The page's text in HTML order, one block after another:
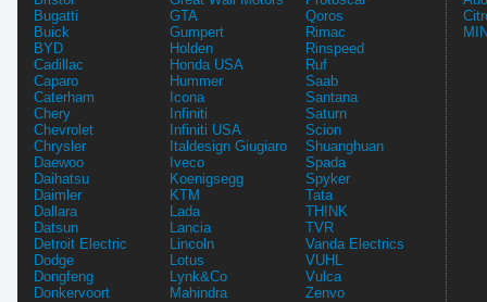
Bugatti
Buick
BYD
Cadillac
Caparo
Caterham
Chery
Chevrolet
Chrysler
Daewoo
Daihatsu
Daimler
Dallara
Datsun
Detroit Electric
Dodge
Dongfeng
Donkervoort
GTA
Gumpert
Holden
Honda USA
Hummer
Icona
Infiniti
Infiniti USA
Italdesign Giugiaro
Iveco
Koenigsegg
KTM
Lada
Lancia
Lincoln
Lotus
Lynk&Co
Mahindra
Qoros
Rimac
Rinspeed
Ruf
Saab
Santana
Saturn
Scion
Shuanghuan
Spada
Spyker
Tata
TH!NK
TVR
Vanda Electrics
VUHL
Vulca
Zenvo